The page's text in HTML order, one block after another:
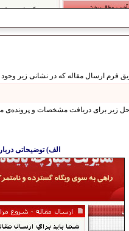
فرم ارسال مقاله که در نشانی زیر وجود
زیر برای دریافت مشخصات و
الف) توضیحاتی